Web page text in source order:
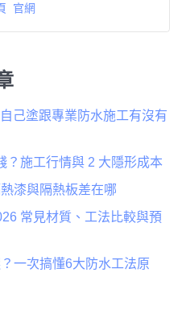
官網
己塗跟專業防水施工有沒有
？施工行情與 2 大隱形成本
漆與隔熱板差在哪
常見材質、工法比較與預
一次搞懂6大防水工法原